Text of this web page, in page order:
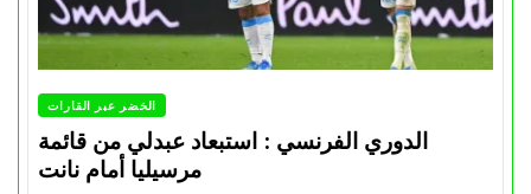
الخضر عبر القارات
الدوري الفرنسي : استبعاد عبدلي من قائمة
مرسيليا أمام نانت